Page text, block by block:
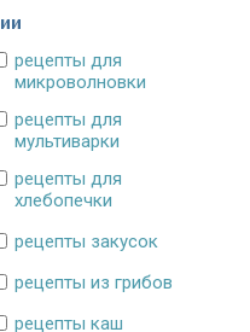
рецепты для
микроволновки
рецепты для
мультиварки
рецепты для
хлебопечки
рецепты закусок
рецепты из грибов
рецепты каш